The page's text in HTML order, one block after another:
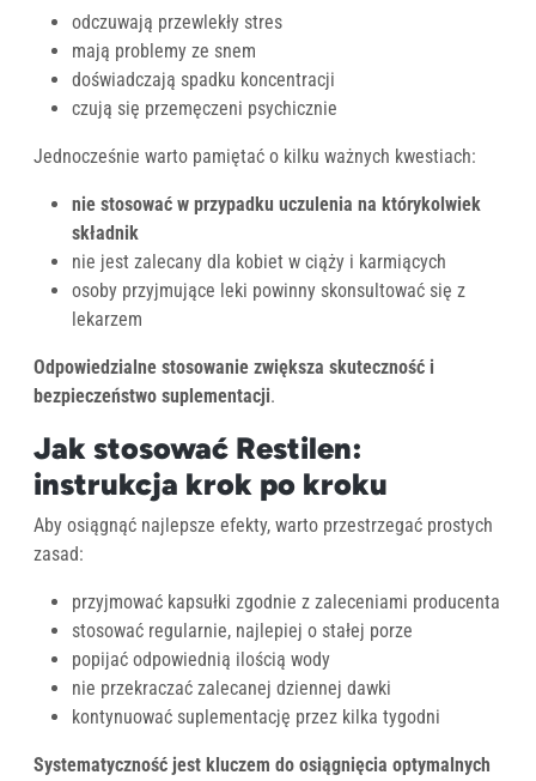
odczuwają przewlekły stres
mają problemy ze snem
doświadczają spadku koncentracji
czują się przemęczeni psychicznie
Jednocześnie warto pamiętać o kilku ważnych kwestiach:
nie stosować w przypadku uczulenia na którykolwiek
składnik
nie jest zalecany dla kobiet w ciąży i karmiących
osoby przyjmujące leki powinny skonsultować się z
lekarzem
Odpowiedzialne stosowanie zwiększa skuteczność i
bezpieczeństwo suplementacji.
Jak stosować Restilen:
instrukcja krok po kroku
Aby osiągnąć najlepsze efekty, warto przestrzegać prostych
zasad:
przyjmować kapsułki zgodnie z zaleceniami producenta
stosować regularnie, najlepiej o stałej porze
popijać odpowiednią ilością wody
nie przekraczać zalecanej dziennej dawki
kontynuować suplementację przez kilka tygodni
Systematyczność jest kluczem do osiągnięcia optymalnych